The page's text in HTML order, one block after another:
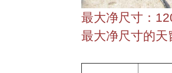
最大净尺寸：
最大净尺寸的天